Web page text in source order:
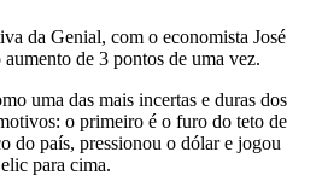
da Genial, com o economista José
de 3 pontos de uma vez.
uma das mais incertas e duras dos
o primeiro é o furo do teto de
do país, pressionou o dólar e jogou
para cima.